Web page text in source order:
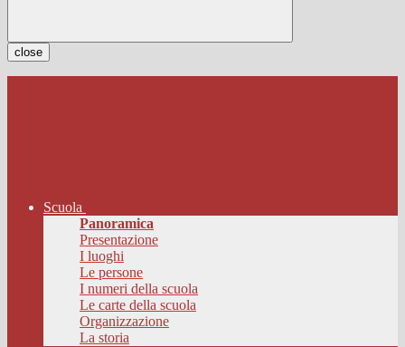
close
Scuola
Panoramica
Presentazione
I luoghi
Le persone
I numeri della scuola
Le carte della scuola
Organizzazione
La storia